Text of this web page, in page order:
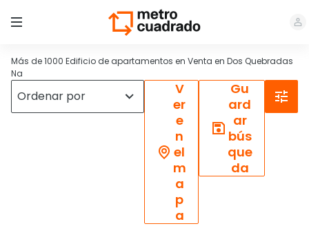
Más de 1000 Edificio de apartamentos en Venta en Dos Quebradas
Na
V
er
e
n
el
m
a
p
a
Gu
ard
ar
bús
que
da